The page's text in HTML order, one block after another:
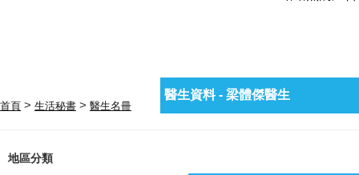
首頁 > 生活秘書 > 醫生名冊
地區分類
醫生資料 - 梁體傑醫生